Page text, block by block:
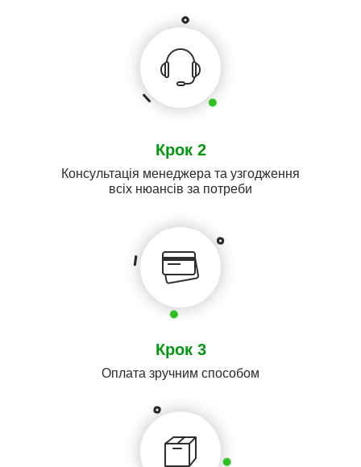
Крок 2
Консультація менеджера та узгодження
всіх нюансів за потреби
Крок 3
Оплата зручним способом